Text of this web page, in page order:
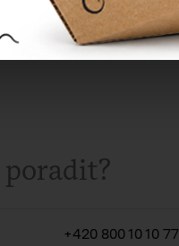
+420 800 10 10 77